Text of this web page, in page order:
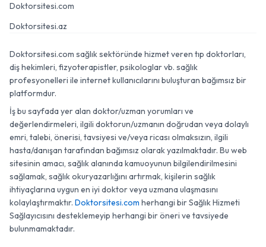
Doktorsitesi.com
Doktorsitesi.az
Doktorsitesi.com sağlık sektöründe hizmet veren tıp doktorları,
diş hekimleri, fizyoterapistler, psikologlar vb. sağlık
profesyonelleri ile internet kullanıcılarını buluşturan bağımsız bir
platformdur.
İş bu sayfada yer alan doktor/uzman yorumları ve
değerlendirmeleri, ilgili doktorun/uzmanın doğrudan veya dolaylı
emri, talebi, önerisi, tavsiyesi ve/veya ricası olmaksızın, ilgili
hasta/danışan tarafından bağımsız olarak yazılmaktadır. Bu web
sitesinin amacı, sağlık alanında kamuoyunun bilgilendirilmesini
sağlamak, sağlık okuryazarlığını artırmak, kişilerin sağlık
ihtiyaçlarına uygun en iyi doktor veya uzmana ulaşmasını
kolaylaştırmaktır. Doktorsitesi.com herhangi bir Sağlık Hizmeti
Sağlayıcısını desteklemeyip herhangi bir öneri ve tavsiyede
bulunmamaktadır.